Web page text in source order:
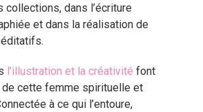
collections, dans l’écriture
et dans la réalisation de
l’illustration et la créativité font
cette femme spirituelle et
à ce qui l’entoure,